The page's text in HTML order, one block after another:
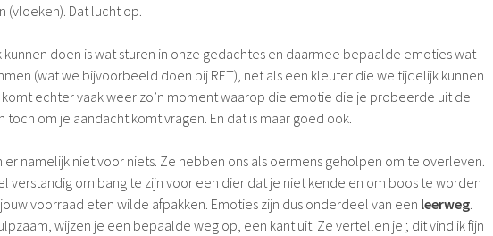
(vloeken). Dat lucht op.
kunnen doen is wat sturen in onze gedachtes en daarmee bepaalde emoties wat
(wat we bijvoorbeeld doen bij RET), net als een kleuter die we tijdelijk kunnen
komt echter vaak weer zo’n moment waarop die emotie die je probeerde uit de
toch om je aandacht komt vragen. En dat is maar goed ook.
er namelijk niet voor niets. Ze hebben ons als oermens geholpen om te overleven.
verstandig om bang te zijn voor een dier dat je niet kende en om boos te worden
voorraad eten wilde afpakken. Emoties zijn dus onderdeel van een leerweg.
wijzen je een bepaalde weg op, een kant uit. Ze vertellen je ; dit vind ik fijn